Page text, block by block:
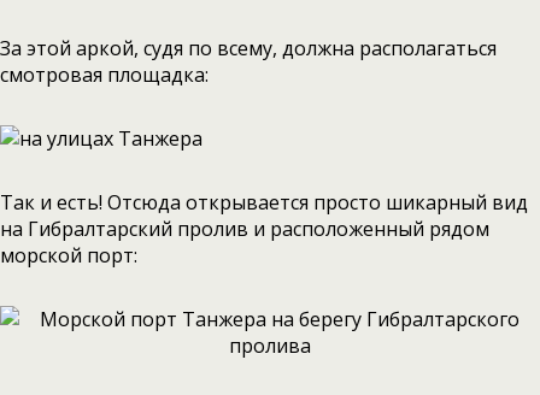
За этой аркой, судя по всему, должна располагаться
смотровая площадка:
Так и есть! Отсюда открывается просто шикарный вид
на Гибралтарский пролив и расположенный рядом
морской порт: